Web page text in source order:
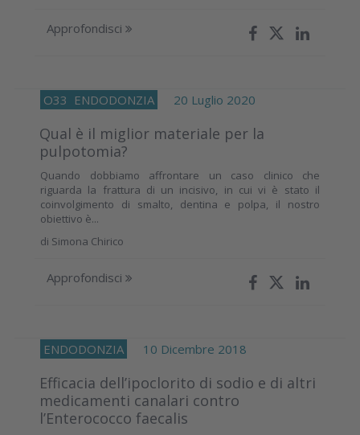
Approfondisci
O33 ENDODONZIA 20 Luglio 2020
Qual è il miglior materiale per la
pulpotomia?
Quando dobbiamo affrontare un caso clinico che
riguarda la frattura di un incisivo, in cui vi è stato il
coinvolgimento di smalto, dentina e polpa, il nostro
obiettivo è...
di Simona Chirico
Approfondisci
ENDODONZIA 10 Dicembre 2018
Efficacia dell’ipoclorito di sodio e di altri
medicamenti canalari contro
l’Enterococco faecalis